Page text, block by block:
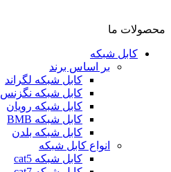
محصولات ما
کابل شبکه
بر اساس برند
کابل شبکه لگراند
کابل شبکه نگزنس
کابل شبکه رویان
کابل شبکه ‌BMB
کابل شبکه بلدن
انواع کابل شبکه
کابل شبکه cat5